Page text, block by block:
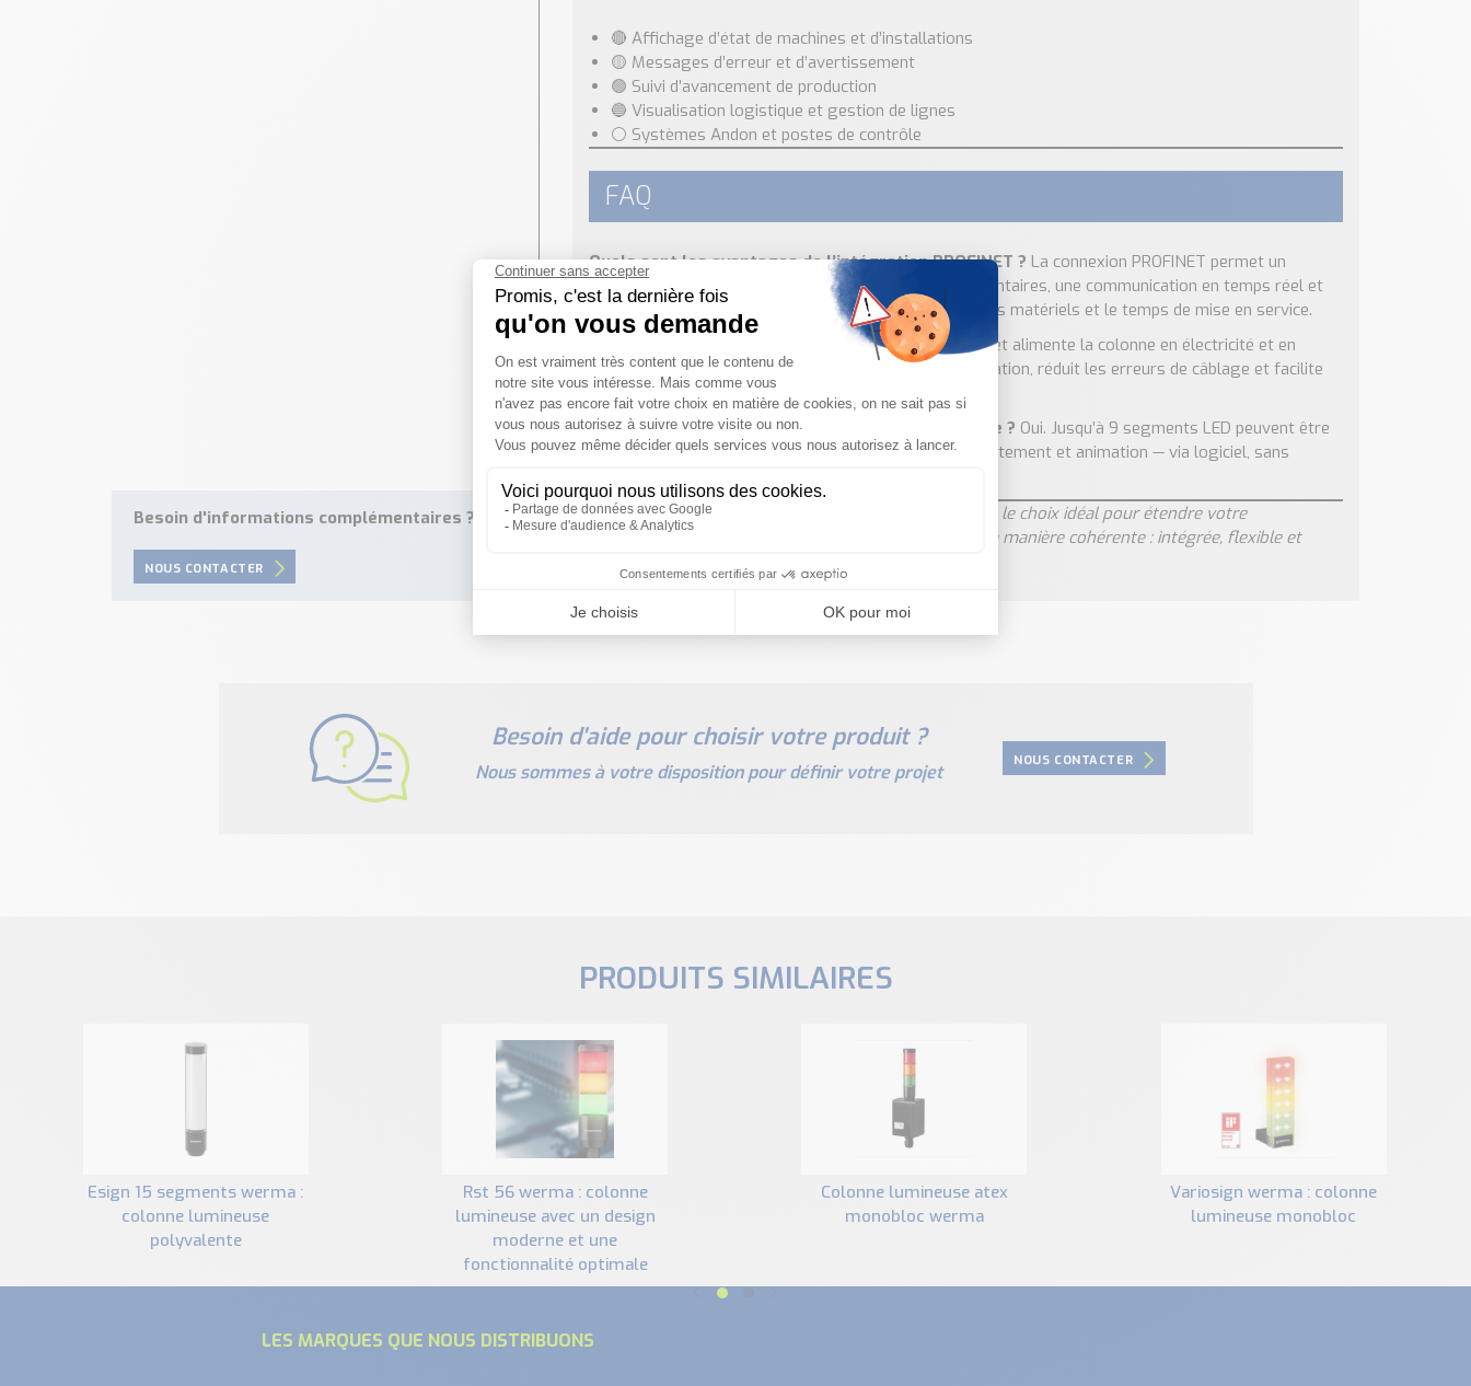
Besoin d'informations complémentaires ?
NOUS CONTACTER
🔴 Affichage d’état de machines et d’installations
🟡 Messages d’erreur et d’avertissement
🟢 Suivi d’avancement de production
🔵 Visualisation logistique et gestion de lignes
⚪ Systèmes Andon et postes de contrôle
FAQ
Quels sont les avantages de l’intégration PROFINET ? La connexion PROFINET permet un
contrôle direct depuis l’API sans modules E/S supplémentaires, une communication en temps réel et
des diagnostics avancés. Elle réduit le câblage, les coûts matériels et le temps de mise en service.
Le Power over Ethernet alimente la colonne en électricité et en
données via un seul câble réseau. Cela simplifie l’installation, réduit les erreurs de câblage et facilite
les projets de modernisation.
La signalisation est-elle entièrement configurable ? Oui. Jusqu’à 9 segments LED peuvent être
paramétrés individuellement en couleur, mode de clignotement et animation — via logiciel, sans
💡La colonne lumineuse WERMA eSIGN PROFINET est le choix idéal pour étendre votre
environnement PROFINET à la signalisation visuelle de manière cohérente : intégrée, flexible et
Besoin d'aide pour choisir votre produit ?
Nous sommes à votre disposition pour définir votre projet NOUS CONTACTER
PRODUITS SIMILAIRES
esign 15 segments werma :
colonne lumineuse
polyvalente
rst 56 werma : colonne
lumineuse avec un design
moderne et une
fonctionnalité optimale
colonne lumineuse atex
monobloc werma
variosign werma : colonne
lumineuse monobloc
LES MARQUES QUE NOUS DISTRIBUONS